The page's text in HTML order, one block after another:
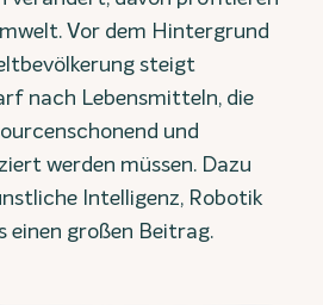
Vor dem Hintergrund
steigt
nach Lebensmitteln, die
und
werden müssen. Dazu
Intelligenz, Robotik
einen großen Beitrag.